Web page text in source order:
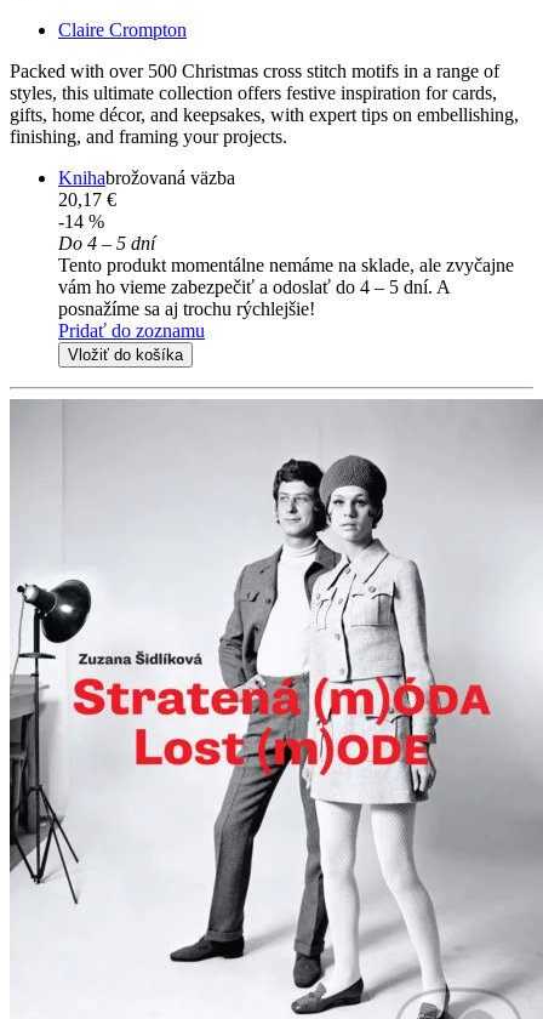
Claire Crompton
Packed with over 500 Christmas cross stitch motifs in a range of
styles, this ultimate collection offers festive inspiration for cards,
gifts, home décor, and keepsakes, with expert tips on embellishing,
finishing, and framing your projects.
Knihabrožovaná väzba
20,17 €
-14 %
Do 4 – 5 dní
Tento produkt momentálne nemáme na sklade, ale zvyčajne
vám ho vieme zabezpečiť a odoslať do 4 – 5 dní. A
posnažíme sa aj trochu rýchlejšie!
Pridať do zoznamu
Vložiť do košíka